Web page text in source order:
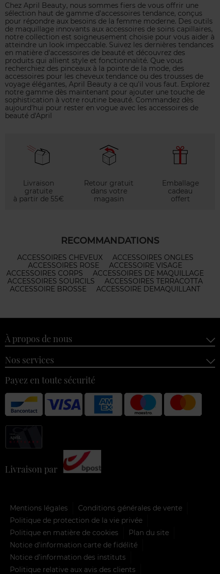
Chez April Beauty, nous sommes fiers de vous offrir une
sélection haut de gamme d'accessoires tendance, conçus
pour répondre aux besoins de la femme moderne. Des outils
de maquillage innovants aux accessoires de soins capillaires,
notre collection est soigneusement choisie pour vous aider à
atteindre un look impeccable. Suivez les dernières tendances
en matière d'accessoires de beauté et découvrez des
produits qui allient style et fonctionnalité. Que vous
recherchiez des pinceaux à la pointe de la mode, des
accessoires pour les cheveux tendance ou des trousses de
voyage élégantes, April Beauty a ce qu'il vous faut. Explorez
notre gamme dès maintenant pour ajouter une touche de
sophistication à votre routine beauté. Commandez dès
aujourd'hui pour rester en vogue avec les accessoires de
beauté d'April
Livraison
gratuite
à partir de 55€
Retour gratuit
dans votre
magasin
Emballage
cadeau
offert
RECOMMANDATIONS
ACCESSOIRES CHEVEUX
ACCESSOIRES ONGLES
ACCESSOIRES ROSE
ACCESSOIRE VISAGE
ACCESSOIRES CORPS
ACCESSOIRES DE MAQUILLAGE
ACCESSOIRES SOURCILS
ACCESSOIRES TERRACOTTA
ACCESSOIRE BROSSE
ACCESSOIRE DEMAQUILLANT
À propos de nous
Nos services
Payez en toute sécurité
Livraison par
Mentions légales
Conditions générales de vente
Politique de protection de la vie privée
Politique en matière de cookies
Plan du site
Notice d'information carte de fidélité
Notice d’information des instituts
Politique relative aux avis des clients